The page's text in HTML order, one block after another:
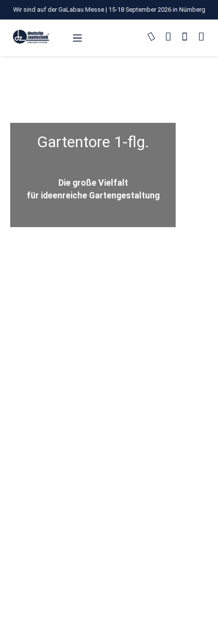
Zum Hauptinhalt springen
Wir sind auf der GaLabau Messe | 15-18 September 2026 in Nürnberg
Gartentore 1-flg.
Die große Vielfalt
für ideenreiche Gartengestaltung